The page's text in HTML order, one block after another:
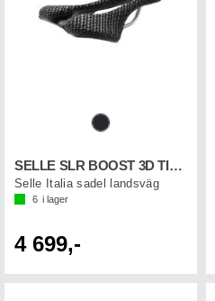
SELLE SLR BOOST 3D TI316 SF
Selle Italia sadel landsväg
6 i lager
4 699,-